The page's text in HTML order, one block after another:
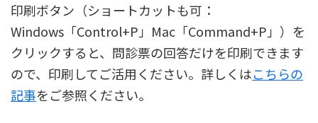
印刷ボタン（ショートカットも可：
Windows「Control+P」Mac「Command+P」）を
クリックすると、問診票の回答だけを印刷できます
ので、印刷してご活用ください。詳しくはこちらの
記事をご参照ください。